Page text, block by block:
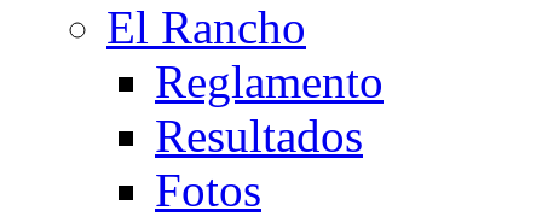
El Rancho
Reglamento
Resultados
Fotos